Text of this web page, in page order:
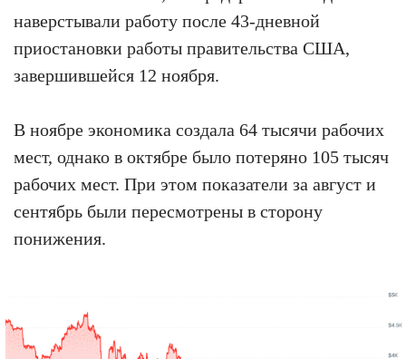
наверстывали работу после 43-дневной
приостановки работы правительства США,
завершившейся 12 ноября.
В ноябре экономика создала 64 тысячи рабочих
мест, однако в октябре было потеряно 105 тысяч
рабочих мест. При этом показатели за август и
сентябрь были пересмотрены в сторону
понижения.